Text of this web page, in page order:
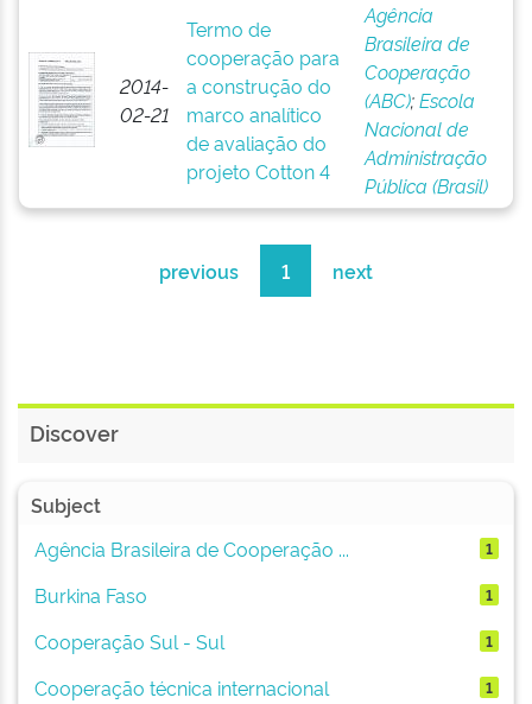
2014-
02-21
Termo de
cooperação para
a construção do
marco analítico
de avaliação do
projeto Cotton 4
Agência
Brasileira de
Cooperação
(ABC);Escola
Nacional de
Administração
Pública (Brasil)
previous 1 next
Discover
Subject
Agência Brasileira de Cooperação ...
1
Burkina Faso 1
Cooperação Sul - Sul 1
Cooperação técnica internacional 1